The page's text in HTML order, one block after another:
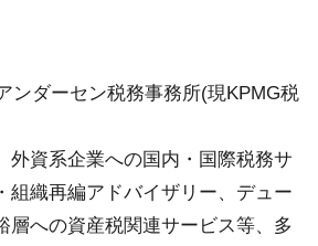
ンダーセン税務事務所(現KPMG税
外資系企業への国内・国際税務サ
組織再編アドバイザリー、デュー
層への資産税関連サービス等、多